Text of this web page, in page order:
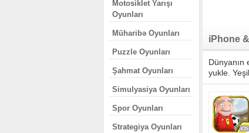
Motosiklet Yarışı
Oyunları
Müharibə Oyunları
Puzzle Oyunları
Şahmat Oyunları
Simulyasiya Oyunları
Spor Oyunları
Strategiya Oyunları
iPhone
Dünyanın
yukle.